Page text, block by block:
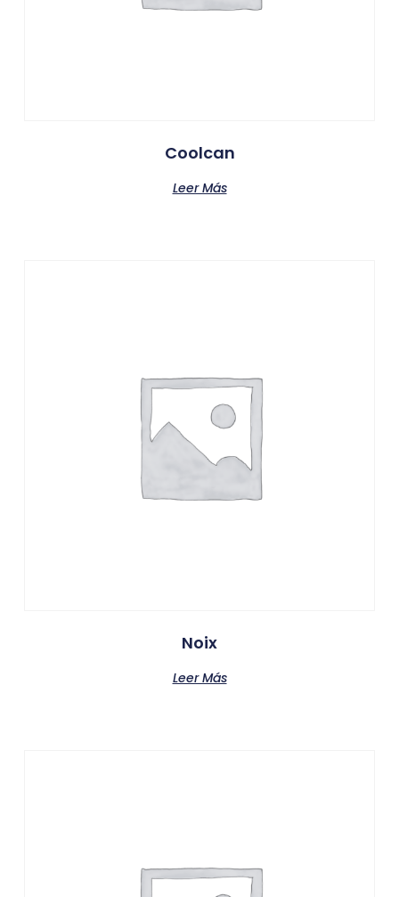
Coolcan
Leer Más
Noix
Leer Más